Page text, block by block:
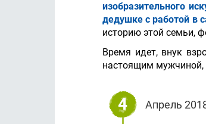
изобразительного
дедушке с работой в
историю этой семьи,
Время идет, внук
настоящим
4 Апрель